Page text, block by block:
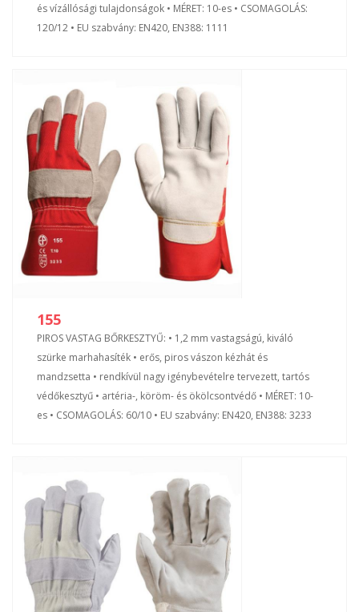
és vízállósági tulajdonságok • MÉRET: 10-es • CSOMAGOLÁS:
120/12 • EU szabvány: EN420, EN388: 1111
155
PIROS VASTAG BŐRKESZTYŰ: • 1,2 mm vastagságú, kiváló
szürke marhahasíték • erős, piros vászon kézhát és
mandzsetta • rendkívül nagy igénybevételre tervezett, tartós
védőkesztyű • artéria-, köröm- és ökölcsontvédő • MÉRET: 10-
es • CSOMAGOLÁS: 60/10 • EU szabvány: EN420, EN388: 3233